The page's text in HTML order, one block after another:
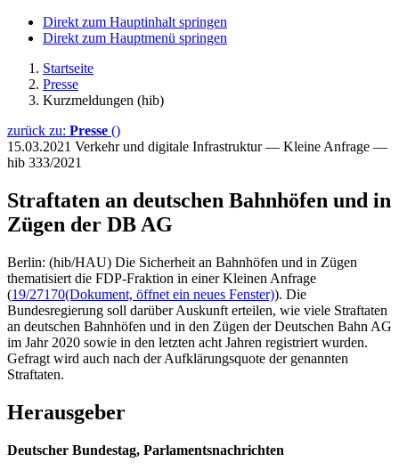
Direkt zum Hauptinhalt springen
Direkt zum Hauptmenü springen
Startseite
Presse
Kurzmeldungen (hib)
zurück zu: Presse ()
15.03.2021 Verkehr und digitale Infrastruktur — Kleine Anfrage —
hib 333/2021
Straftaten an deutschen Bahnhöfen und in
Zügen der DB AG
Berlin: (hib/HAU) Die Sicherheit an Bahnhöfen und in Zügen
thematisiert die FDP-Fraktion in einer Kleinen Anfrage
(19/27170(Dokument, öffnet ein neues Fenster)). Die
Bundesregierung soll darüber Auskunft erteilen, wie viele Straftaten
an deutschen Bahnhöfen und in den Zügen der Deutschen Bahn AG
im Jahr 2020 sowie in den letzten acht Jahren registriert wurden.
Gefragt wird auch nach der Aufklärungsquote der genannten
Straftaten.
Herausgeber
Deutscher Bundestag, Parlamentsnachrichten